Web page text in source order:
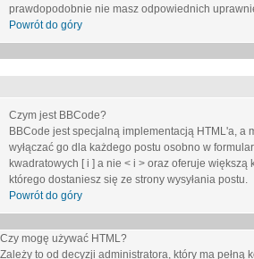
prawdopodobnie nie masz odpowiednich
Powrót do góry
Czym jest BBCode?
BBCode jest specjalną implementacją HTML'a,
wyłączać go dla każdego postu osobno w
kwadratowych [ i ] a nie < i > oraz oferuje
którego dostaniesz się ze strony wysyłania postu.
Powrót do góry
Czy mogę używać HTML?
Zależy to od decyzji administratora, który ma